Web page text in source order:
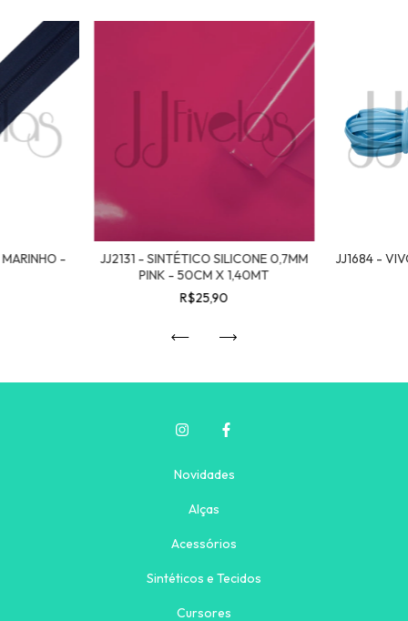
-
JJ2131 - SINTÉTICO SILICONE 0,7MM
PINK - 50CM X 1,40MT
R$25,90
JJ1684 -
Novidades
Alças
Acessórios
Sintéticos e Tecidos
Cursores